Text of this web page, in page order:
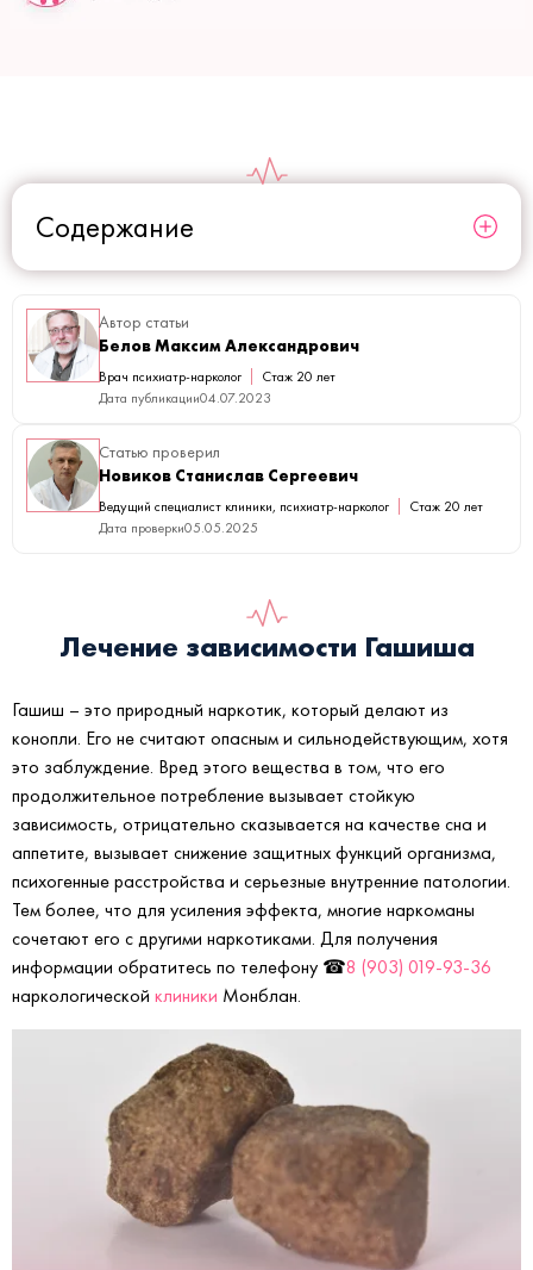
Содержание
Автор статьи
Белов Максим Александрович
Врач психиатр-нарколог
Стаж 20 лет
Дата публикации04.07.2023
Статью проверил
Новиков Станислав Сергеевич
Ведущий специалист клиники, психиатр-нарколог
Стаж 20 лет
Дата проверки05.05.2025
Лечение зависимости Гашиша
Гашиш – это природный наркотик, который делают из
конопли. Его не считают опасным и сильнодействующим, хотя
это заблуждение. Вред этого вещества в том, что его
продолжительное потребление вызывает стойкую
зависимость, отрицательно сказывается на качестве сна и
аппетите, вызывает снижение защитных функций организма,
психогенные расстройства и серьезные внутренние патологии.
Тем более, что для усиления эффекта, многие наркоманы
сочетают его с другими наркотиками. Для получения
информации обратитесь по телефону ☎8 (903) 019-93-36
наркологической клиники Монблан.